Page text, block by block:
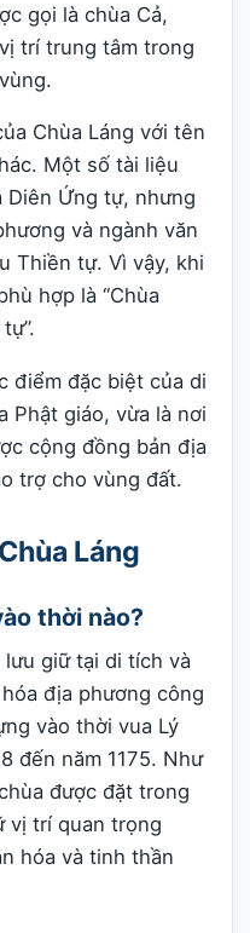
gọi là chùa Cả,
trí trung tâm trong
Chùa Láng với tên
Một số tài liệu
Ứng tự, nhưng
và ngành văn
Thiền tự. Vì vậy, khi
hợp là “Chùa
điểm đặc biệt của di
Phật giáo, vừa là nơi
cộng đồng bản địa
trợ cho vùng đất.
Láng
thời nào?
giữ tại di tích và
địa phương công
vào thời vua Lý
đến năm 1175. Như
được đặt trong
vị trí quan trọng
hóa và tinh thần